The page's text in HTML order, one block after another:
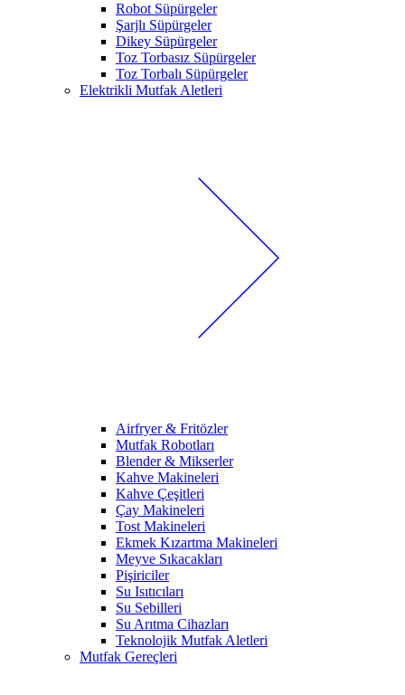
Robot Süpürgeler
Şarjlı Süpürgeler
Dikey Süpürgeler
Toz Torbasız Süpürgeler
Toz Torbalı Süpürgeler
Elektrikli Mutfak Aletleri
Airfryer & Fritözler
Mutfak Robotları
Blender & Mikserler
Kahve Makineleri
Kahve Çeşitleri
Çay Makineleri
Tost Makineleri
Ekmek Kızartma Makineleri
Meyve Sıkacakları
Pişiriciler
Su Isıtıcıları
Su Sebilleri
Su Arıtma Cihazları
Teknolojik Mutfak Aletleri
Mutfak Gereçleri